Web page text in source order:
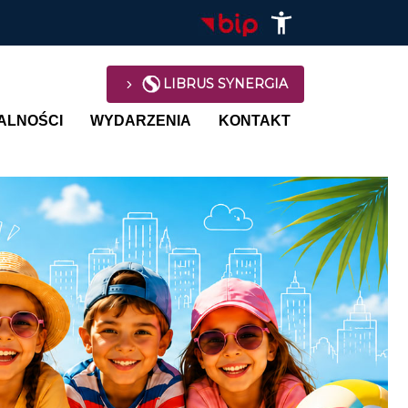
LIBRUS SYNERGIA
WYDARZENIA KONTAKT